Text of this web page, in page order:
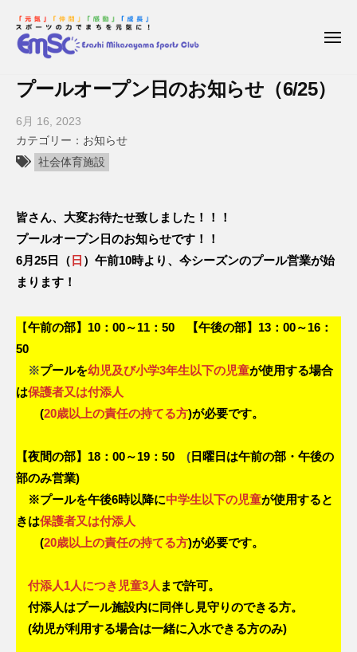
幸
三
笠
山
ー
ツ
ク
ブ
s
h
i
k
a
m
S
t
u
メ
プールオープン日のお知らせ（6/25）
6月 16, 2023
y
枝
笠
山
ス
ク
ブ
お知らせ
社会体育施設
皆さん、大変お待たせ致しました！！！
プールオープン日のお知らせです！！
6月25日（ 日 ）午前10時より、今シーズンのプール営業が始
まります！
【午前の部】10：00～11：50
【午後の部】13：00～16：
50
※プールを幼児及び小学3年生以下の児童が使用する場合
は保護者又は付添人
(20歳以上の責任の持てる方)が必要です。
【夜間の部】18：00～19：50 ( 日曜日は午前の部・午後の
部のみ営業)
※プールを午後6時以降に中学生以下の児童が使用すると
きは保護者又は付添人
(20歳以上の責任の持てる方)が必要です。
付添人1人につき児童3人まで許可。
付添人はプール施設内に同伴し見守りのできる方。
(幼児が利用する場合は一緒に入水できる方のみ)
幸
三
笠
ス
ポ
ー
ツ
ク
ブ